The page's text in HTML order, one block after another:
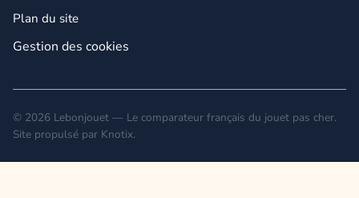
Plan du site
Gestion des cookies
© 2026 Lebonjouet — Le comparateur français du jouet pas cher.
Site propulsé par Knotix.